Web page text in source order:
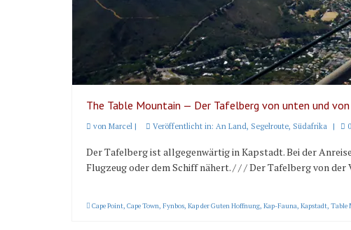
The Table Mountain — Der Tafelberg von unten und
von Marcel | Veröffentlicht in: An Land, Segelroute, Südafrika | 0
Der Tafelberg ist allgegenwärtig in Kapstadt. Bei der
Flugzeug oder dem Schiff nähert. / / / Der Tafelberg von
Cape Point Cape Town Fynbos Kap der Guten Hoffnung Kap-Fauna Kapstadt Table